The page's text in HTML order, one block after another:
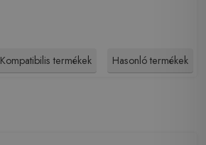
Kompatibilis termékek Hasonló termékek